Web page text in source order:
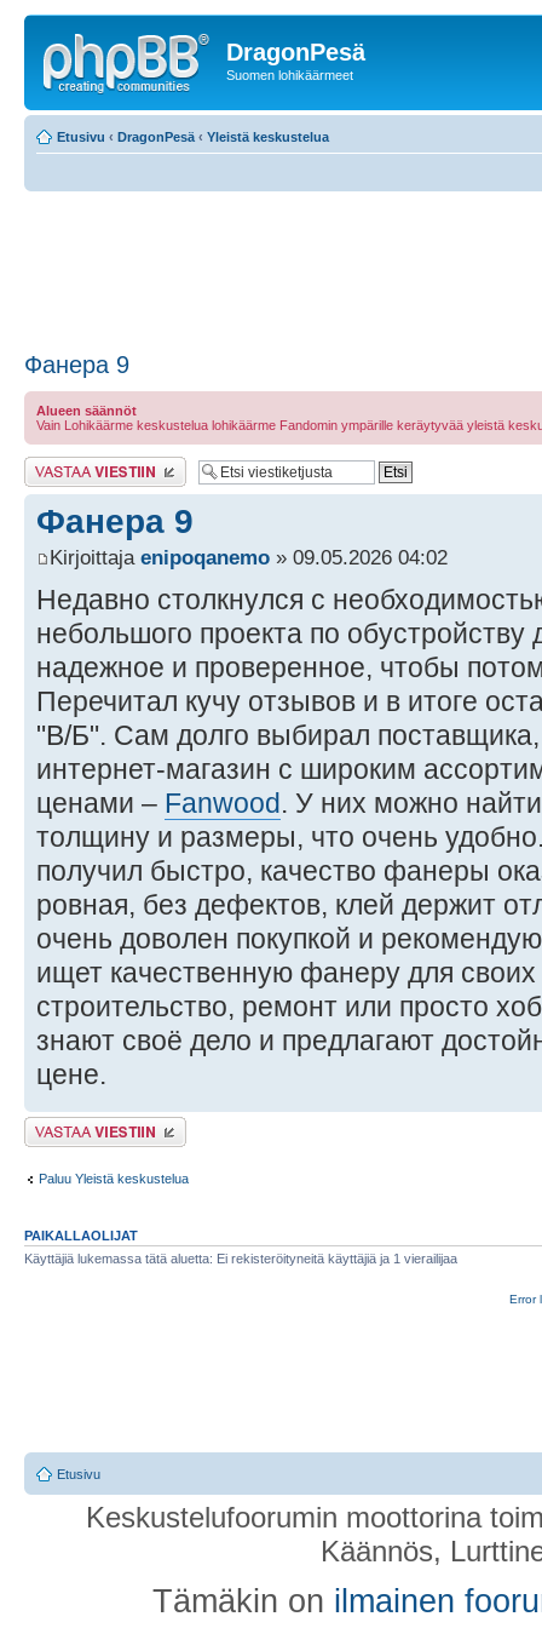
DragonPesä
Suomen lohikäärmeet
Etusivu ‹ DragonPesä ‹ Yleistä keskustelua
Фанера 9
Alueen säännöt
Vain Lohikäärme keskustelua lohikäärme Fandomin ympärille keräytyvää yleistä
Lähetä vastaus
Фанера 9
Kirjoittaja enipoqanemo » 09.05.2026 04:02
Недавно столкнулся с
небольшого проекта по обустройству
надежное и проверенное, чтобы
Перечитал кучу отзывов и в итоге
"В/Б". Сам долго выбирал
интернет-магазин с широким
ценами – Fanwood. У них можно
толщину и размеры, что очень
получил быстро, качество фанеры
ровная, без дефектов, клей держит
очень доволен покупкой и
ищет качественную фанеру для своих
строительство, ремонт или просто
знают своё дело и предлагают
цене.
Lähetä vastaus
Paluu Yleistä keskustelua
PAIKALLAOLIJAT
Käyttäjiä lukemassa tätä aluetta: Ei rekisteröityneitä käyttäjiä ja 1 vierailijaa
Error
Etusivu
Keskustelufoorumin moottorina
Käännös,
Tämäkin on ilmainen